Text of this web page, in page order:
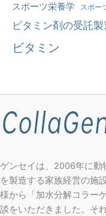
スポーツ栄養学 スポー
ビタミン剤の受託製
ビタミン
ゲンセイは、2006年に動
を製造する家族経営の施
様から「加水分解コラー
談をいただきました。そ